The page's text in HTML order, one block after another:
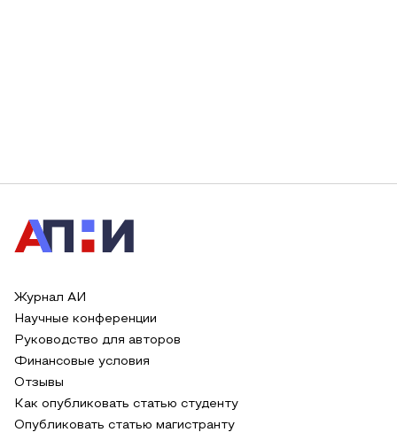
Журнал АИ
Научные конференции
Руководство для авторов
Финансовые условия
Отзывы
Как опубликовать статью студенту
Опубликовать статью магистранту